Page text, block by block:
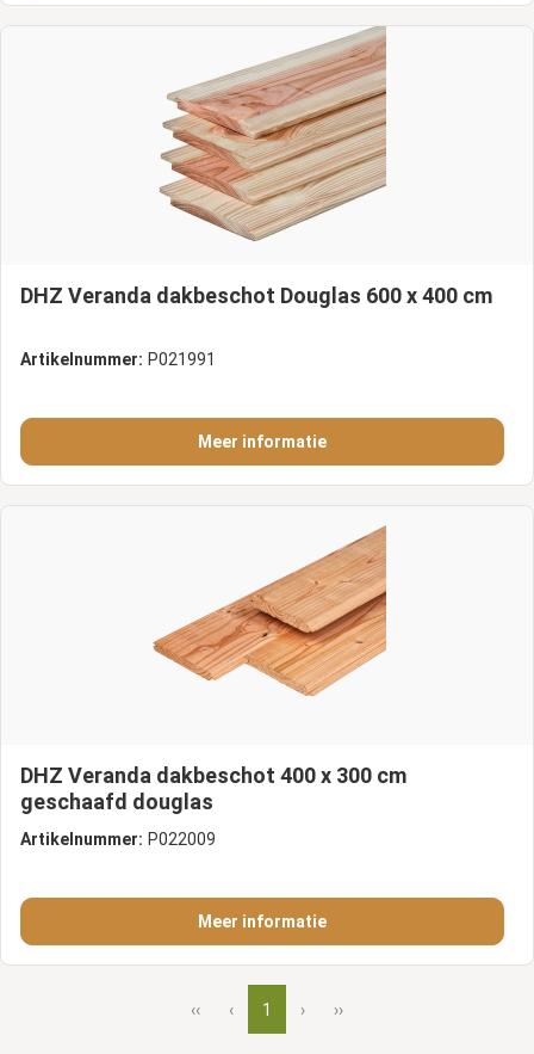
DHZ Veranda dakbeschot Douglas 600 x 400 cm
Artikelnummer: P021991
Meer informatie
DHZ Veranda dakbeschot 400 x 300 cm
geschaafd douglas
Artikelnummer: P022009
Meer informatie
‹‹ ‹ 1 › ››